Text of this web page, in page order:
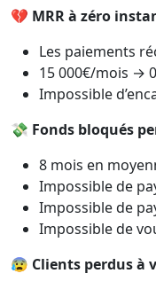
💔 MRR à zéro
Les paiements
15 000€/mois →
Impossible
💸 Fonds bloqués
8 mois en
Impossible de
Impossible de
Impossible de
😰 Clients perdus à